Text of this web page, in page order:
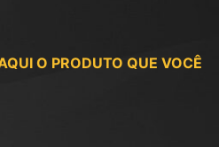
O PRODUTO QUE VOCÊ